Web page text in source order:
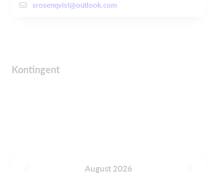
srosenqvist@outlook.com
Kontingent
August 2026